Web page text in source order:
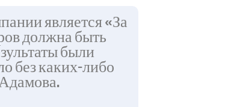
является «За
должна быть
были
без каких-либо